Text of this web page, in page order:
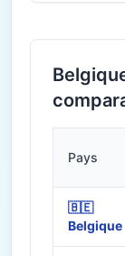
Pays
🇧🇪
Belgique